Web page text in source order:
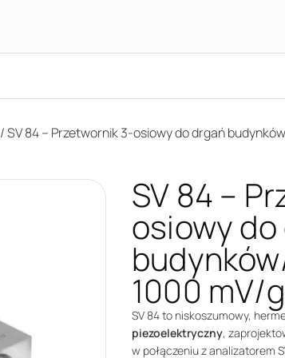
/ SV 84 – Przetwornik 3-osiowy do drgań
SV 84 –
osiowy
1000 mV/g
SV 84 to niskoszumowy,
piezoelektryczny,
w połączeniu z analizatorem